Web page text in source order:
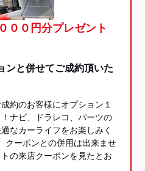
００円分プレゼント
ンと併せてご成約頂いた
約のお客様にオプション１
ナビ、ドラレコ、パーツの
なカーライフをお楽しみく
クーポンとの併用は出来ませ
の来店クーポンを見たとお